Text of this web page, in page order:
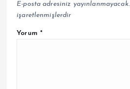
E-posta adresiniz yayınlanmayacak.
işaretlenmişlerdir
Yorum *